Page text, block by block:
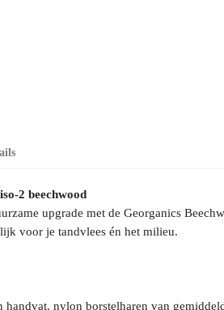
2 beechwood
upgrade met de Georganics
voor je tandvlees én het milieu.
handvat, nylon borstelharen van